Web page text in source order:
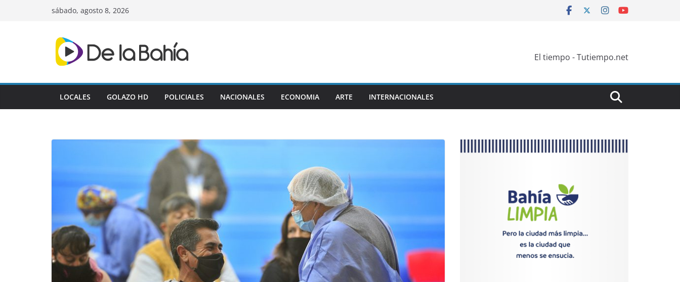
sábado, agosto 8, 2026
El tiempo - Tutiempo.net
LOCALES GOLAZO HD POLICIALES NACIONALES ECONOMIA ARTE INTERNACIONALES